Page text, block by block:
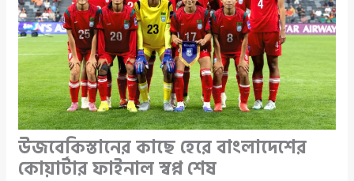
উজবেকিস্তানের কাছে হেরে বাংলাদেশের
কোয়ার্টার ফাইনাল স্বপ্ন শেষ